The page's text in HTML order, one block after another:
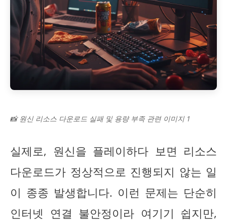
📸 원신 리소스 다운로드 실패 및 용량 부족 관련 이미지 1
실제로, 원신을 플레이하다 보면 리소스
다운로드가 정상적으로 진행되지 않는 일
이 종종 발생합니다. 이런 문제는 단순히
인터넷 연결 불안정이라 여기기 쉽지만,